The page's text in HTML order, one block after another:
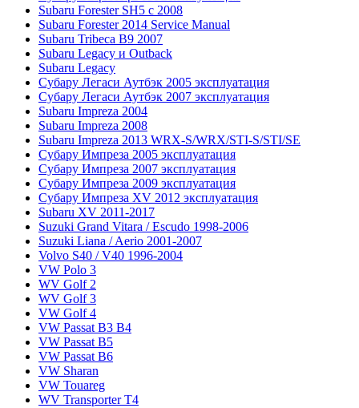
Subaru Forester SH5 с 2008
Subaru Forester 2014 Service Manual
Subaru Tribeca В9 2007
Subaru Legacy и Outback
Subaru Legacy
Субару Легаси Аутбэк 2005 эксплуатация
Субару Легаси Аутбэк 2007 эксплуатация
Subaru Impreza 2004
Subaru Impreza 2008
Subaru Impreza 2013 WRX-S/WRX/STI-S/STI/SE
Субару Импреза 2005 эксплуатация
Субару Импреза 2007 эксплуатация
Субару Импреза 2009 эксплуатация
Субару Импреза XV 2012 эксплуатация
Subaru XV 2011-2017
Suzuki Grand Vitara / Escudo 1998-2006
Suzuki Liana / Aerio 2001-2007
Volvo S40 / V40 1996-2004
VW Polo 3
WV Golf 2
WV Golf 3
VW Golf 4
VW Passat B3 B4
VW Passat B5
VW Passat B6
VW Sharan
VW Touareg
WV Transporter T4